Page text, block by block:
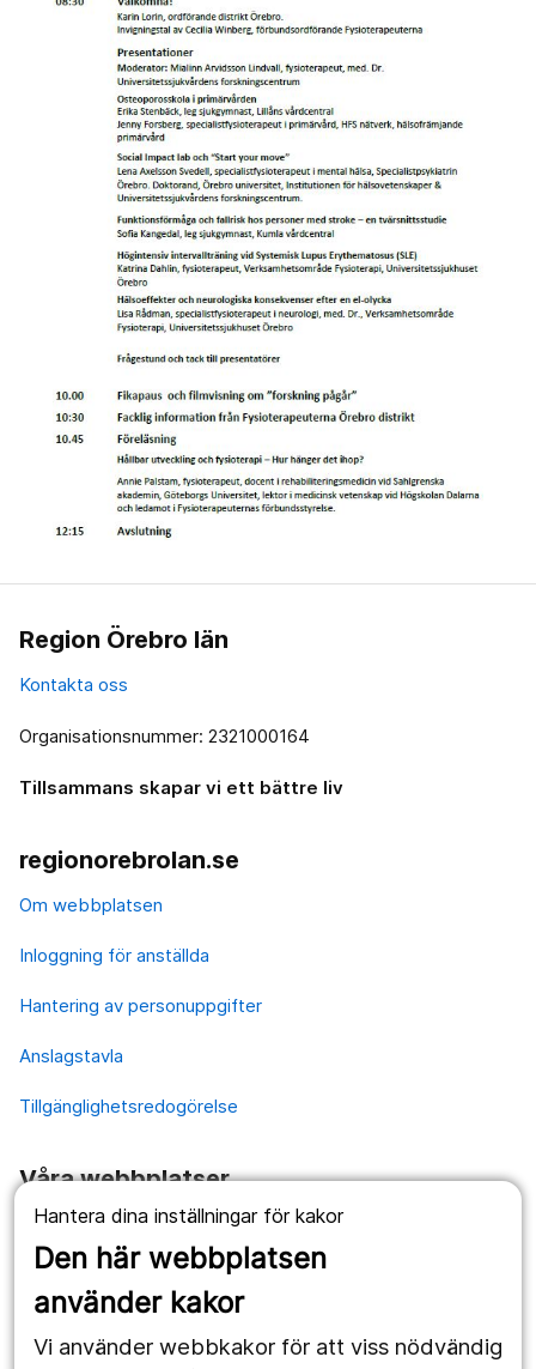
Hantera dina inställningar för kakor
Den här webbplatsen
använder kakor
Vi använder webbkakor för att viss nödvändig
Region Örebro län
Kontakta oss
Organisationsnummer: 2321000164
Tillsammans skapar vi ett bättre liv
regionorebrolan.se
Om webbplatsen
Inloggning för anställda
Hantering av personuppgifter
Anslagstavla
Tillgänglighetsredogörelse
Våra webbplatser
1177.se
Länstrafiken